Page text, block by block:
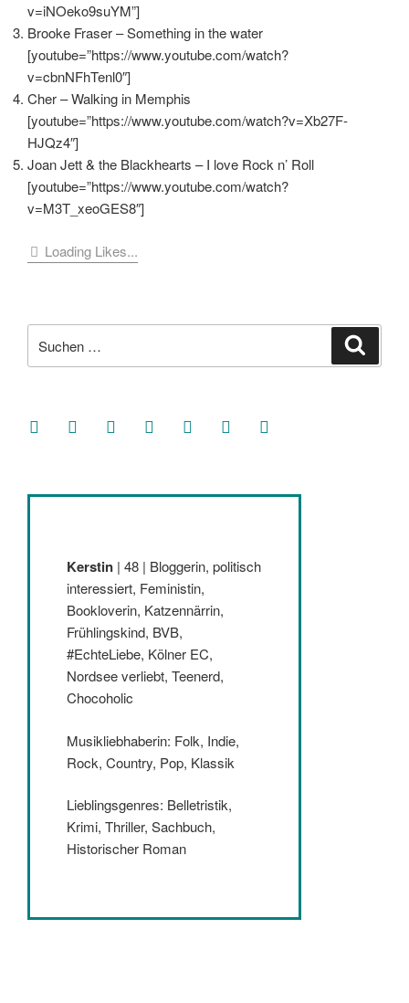
v=iNOeko9suYM”]
Brooke Fraser – Something in the water
[youtube=”https://www.youtube.com/watch?
v=cbnNFhTenl0″]
Cher – Walking in Memphis
[youtube=”https://www.youtube.com/watch?v=Xb27F-
HJQz4″]
Joan Jett & the Blackhearts – I love Rock n’ Roll
[youtube=”https://www.youtube.com/watch?
v=M3T_xeoGES8″]
Loading Likes...
nach:
facebooksoundcloud
twitter mastodoninstagramthreads goodreads
Kerstin | 48 | Bloggerin, politisch
interessiert, Feministin,
Bookloverin, Katzennärrin,
Frühlingskind, BVB,
#EchteLiebe, Kölner EC,
Nordsee verliebt, Teenerd,
Chocoholic
Musikliebhaberin: Folk, Indie,
Rock, Country, Pop, Klassik
Lieblingsgenres: Belletristik,
Krimi, Thriller, Sachbuch,
Historischer Roman